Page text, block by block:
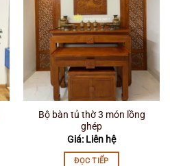
Bộ bàn tủ thờ 3 món lồng
ghép
Giá: Liên hệ
ĐỌC TIẾP